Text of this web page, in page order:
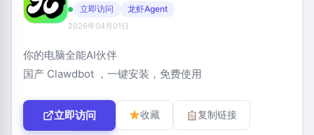
立即访问 龙虾Agent
2026年04月01日
你的电脑全能AI伙伴
国产 Clawdbot ，一键安装，免费使用
立即访问 收藏 复制链接